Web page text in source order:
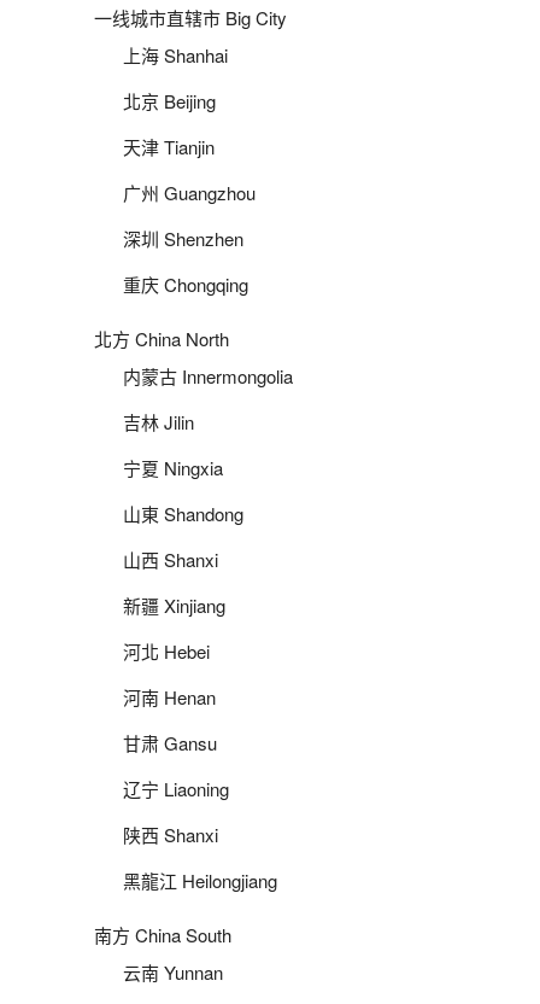
一线城市直辖市 Big City
上海 Shanhai
北京 Beijing
天津 Tianjin
广州 Guangzhou
深圳 Shenzhen
重庆 Chongqing
北方 China North
内蒙古 Innermongolia
吉林 Jilin
宁夏 Ningxia
山東 Shandong
山西 Shanxi
新疆 Xinjiang
河北 Hebei
河南 Henan
甘肃 Gansu
辽宁 Liaoning
陕西 Shanxi
黑龍江 Heilongjiang
南方 China South
云南 Yunnan